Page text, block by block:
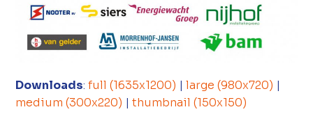
Downloads:full (1635x1200) |large (980x720) |
medium (300x220) |thumbnail (150x150)